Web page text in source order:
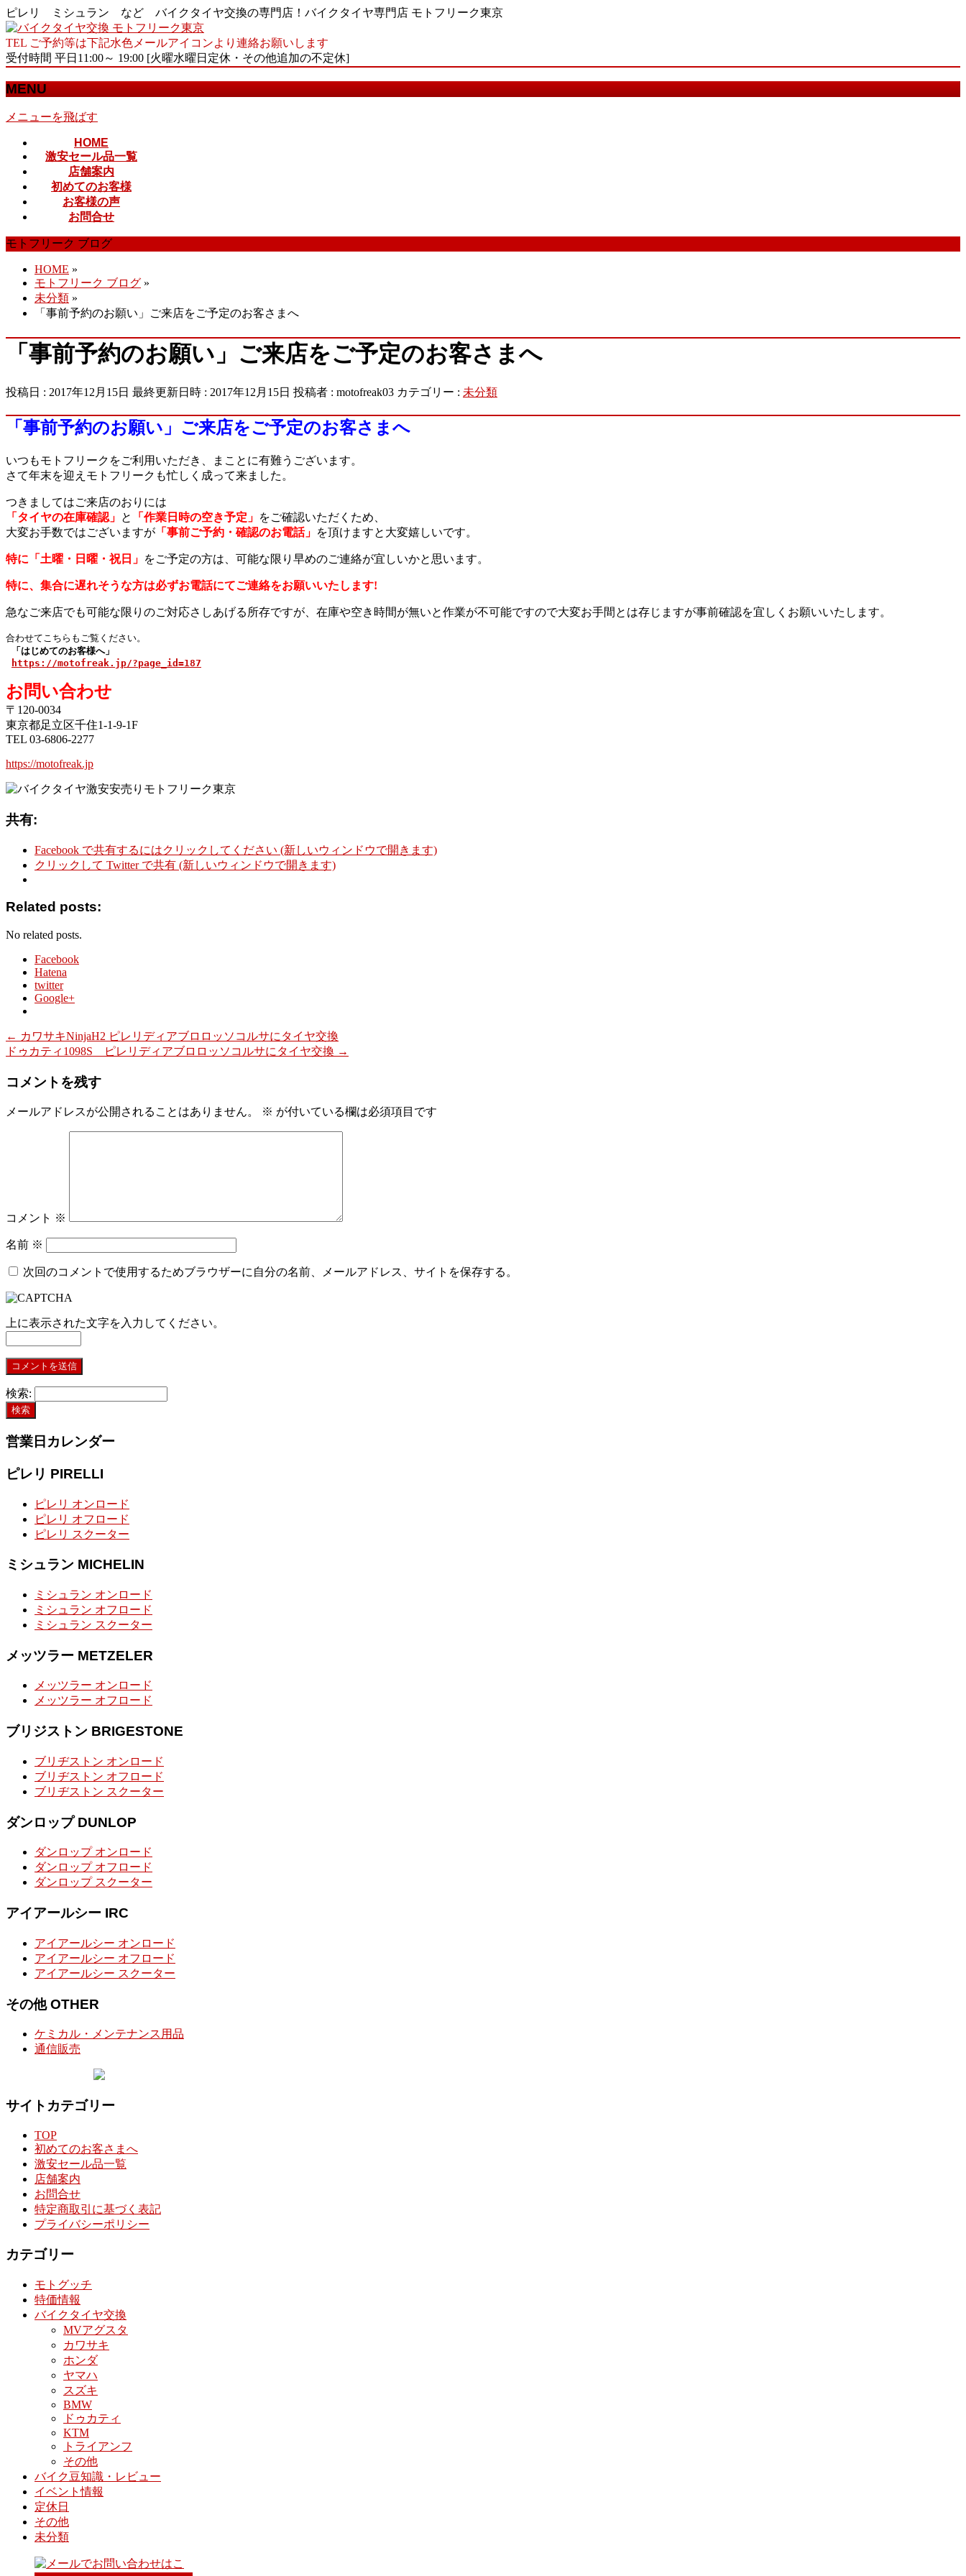
ピレリ ミシュラン など バイクタイヤ交換の専門店！バイクタイヤ専門店 モトフリーク東京
TEL ご予約等は下記水色メールアイコンより連絡お願いします
受付時間 平日11:00～ 19:00 [火曜水曜日定休・その他追加の不定休]
MENU
メニューを飛ばす
HOME
激安セール品一覧
店舗案内
初めてのお客様
お客様の声
お問合せ
モトフリーク ブログ
HOME »
モトフリーク ブログ »
未分類 »
「事前予約のお願い」ご来店をご予定のお客さまへ
「事前予約のお願い」ご来店をご予定のお客さまへ
投稿日 : 2017年12月15日 最終更新日時 : 2017年12月15日 投稿者 : motofreak03 カテゴリー : 未分類
「事前予約のお願い」ご来店をご予定のお客さまへ
いつもモトフリークをご利用いただき、まことに有難うございます。
さて年末を迎えモトフリークも忙しく成って来ました。
つきましてはご来店のおりには
「タイヤの在庫確認」 と 「作業日時の空き予定」 をご確認いただくため、
大変お手数ではございますが 「事前ご予約・確認のお電話」 を頂けますと大変嬉しいです。
特に「土曜・日曜・祝日」 をご予定の方は、可能な限り早めのご連絡が宜しいかと思います。
特に、 集合に遅れそうな方は必ずお電話にてご連絡をお願いいたします!
急なご来店でも可能な限りのご対応さしあげる所存ですが、在庫や空き時間が無いと作業が不可能ですので大変お手間とは存じますが事前確認を宜しくお願いいたします。
「はじめてのお客様へ」
https://motofreak.jp/?page_id=187
お問い合わせ
〒120-0034
東京都足立区千住1-1-9-1F
TEL 03-6806-2277
https://motofreak.jp
共有:
Facebook で共有するにはクリックしてください (新しいウィンドウで開きます)
クリックして Twitter で共有 (新しいウィンドウで開きます)
Related posts:
No related posts.
Facebook
Hatena
twitter
Google+
← カワサキNinjaH2 ピレリディアブロロッソコルサにタイヤ交換
ドゥカティ1098S ピレリディアブロロッソコルサにタイヤ交換 →
コメントを残す
メールアドレスが公開されることはありません。 ※ が付いている欄は必須項目です
コメント ※
名前 ※
次回のコメントで使用するためブラウザーに自分の名前、メールアドレス、サイトを保存する。
上に表示された文字を入力してください。
検索:
営業日カレンダー
ピレリ PIRELLI
ピレリ オンロード
ピレリ オフロード
ピレリ スクーター
ミシュラン MICHELIN
ミシュラン オンロード
ミシュラン オフロード
ミシュラン スクーター
メッツラー METZELER
メッツラー オンロード
メッツラー オフロード
ブリジストン BRIGESTONE
ブリヂストン オンロード
ブリヂストン オフロード
ブリヂストン スクーター
ダンロップ DUNLOP
ダンロップ オンロード
ダンロップ オフロード
ダンロップ スクーター
アイアールシー IRC
アイアールシー オンロード
アイアールシー オフロード
アイアールシー スクーター
その他 OTHER
ケミカル・メンテナンス用品
通信販売
サイトカテゴリー
TOP
初めてのお客さまへ
激安セール品一覧
店舗案内
お問合せ
特定商取引に基づく表記
プライバシーポリシー
カテゴリー
モトグッチ
特価情報
バイクタイヤ交換
MVアグスタ
カワサキ
ホンダ
ヤマハ
スズキ
BMW
ドゥカティ
KTM
トライアンフ
その他
バイク豆知識・レビュー
イベント情報
定休日
その他
未分類